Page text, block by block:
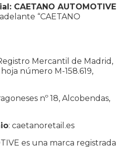
CAETANO AUTOMOTIVE
“CAETANO
Mercantil de Madrid,
número M-158.619,
nº 18, Alcobendas,
: caetanoretail.es
es una marca registrada